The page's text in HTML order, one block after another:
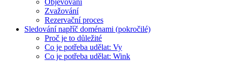
Zvažování
Rezervační proces
Sledování napříč doménami (pokročilé)
Proč je to důležité
Co je potřeba udělat: Vy
Co je potřeba udělat: Wink